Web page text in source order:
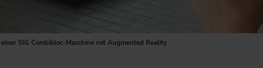
SIG Combibloc-Maschine mit Augmented Reality